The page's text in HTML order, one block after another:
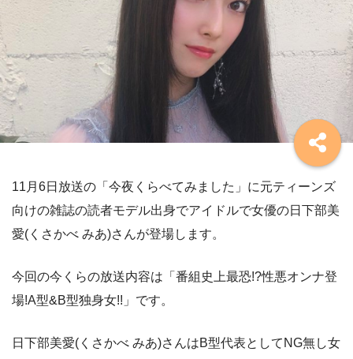
11月6日放送の「今夜くらべてみました」に元ティーンズ
向けの雑誌の読者モデル出身でアイドルで女優の日下部美
愛(くさかべ みあ)さんが登場します。
今回の今くらの放送内容は「番組史上最恐!?性悪オンナ登
場!A型&B型独身女!!」です。
日下部美愛(くさかべ みあ)さんはB型代表としてNG無し女